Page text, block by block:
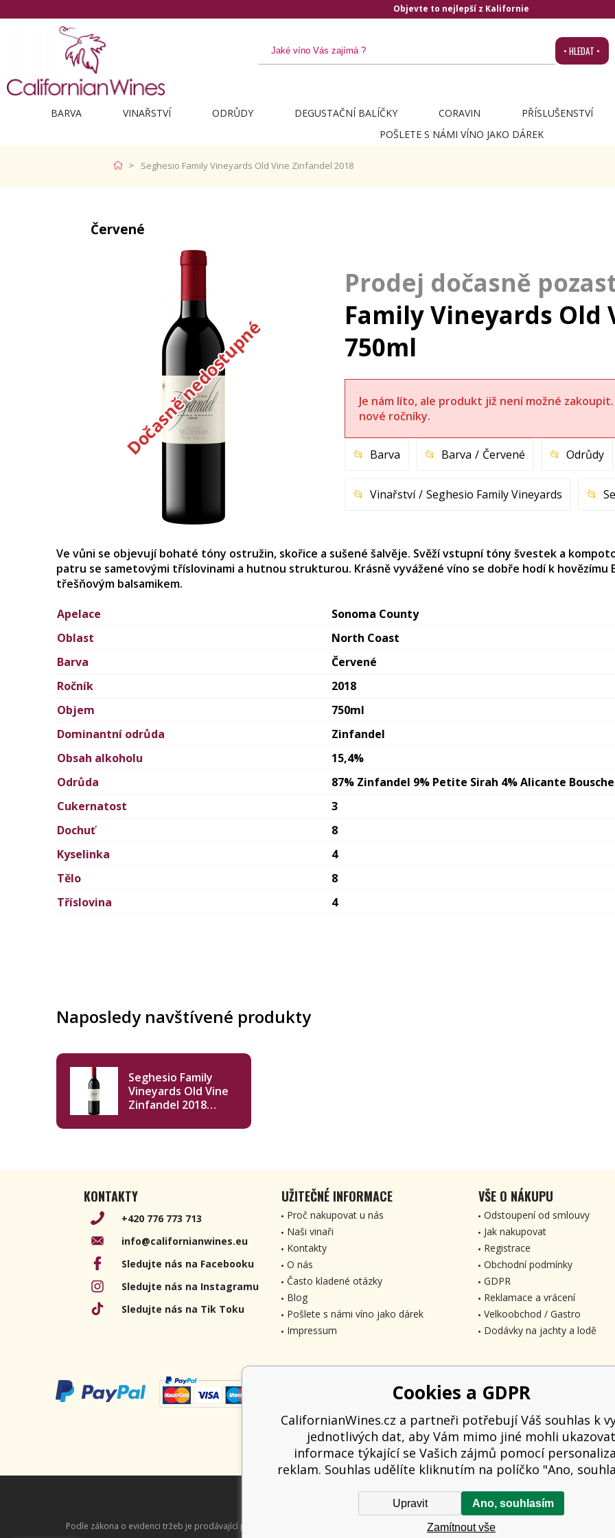
Objevte to nejlepší z Kalifornie
• HLEDAT •
BARVA VINAŘSTVÍ ODRŮDY DEGUSTAČNÍ BALÍČKY CORAVIN
PŘÍSLUŠENSTVÍ
POŠLETE S NÁMI VÍNO JAKO DÁREK
Seghesio Family Vineyards Old Vine Zinfandel 2018
Červené
Dočasně nedostupné
Family Vineyards Old
750ml
Je nám líto, ale produkt již není možné
nové ročníky.
Barva Barva Červené Odrůdy
Vinařství Seghesio Family Vineyards
Apelace
Sonoma County
Oblast
North Coast
Barva
Červené
Ročník
2018
Objem
750ml
Dominantní odrůda
Zinfandel
Obsah alkoholu
15,4%
Odrůda
87% Zinfandel 9% Petite Sirah 4% Alicante
Cukernatost
3
Dochuť
8
Kyselinka
4
Tělo
8
Tříslovina
4
Ve vůni se objevují bohaté tóny ostružin, skořice a sušené šalvěje. Svěží vstupní tóny švestek a
patru se sametovými tříslovinami a hutnou strukturou. Krásně vyvážené víno se dobře hodí k hovězímu
třešňovým balsamikem.
Naposledy navštívené produkty
Seghesio Family
Vineyards Old Vine
Zinfandel 2018
KONTAKTY
+420 776 773 713
info@californianwines.eu
Sledujte nás na Facebooku
Sledujte nás na Instagramu
Sledujte nás na Tik Toku
UŽITEČNÉ INFORMACE
Proč nakupovat u nás
Naši vinaři
Kontakty
O nás
Často kladené otázky
Blog
Pošlete s námi víno jako dárek
Impressum
VŠE O NÁKUPU
Odstoupení od smlouvy
Jak nakupovat
Registrace
Obchodní podmínky
GDPR
Reklamace a vrácení
Velkoobchod / Gastro
Dodávky na jachty a lodě
Podle zákona o evidenci tržeb je prodávající povinen vystavit kupujícímu účtenku. Zároveň je povinen zaevidovat přijatou tržbu u správce
Cookies a GDPR
CalifornianWines.cz a partneři potřebují Váš souhlas k
jednotlivých dat, aby Vám mimo jiné mohli ukazovat
informace týkající se Vašich zájmů pomocí
reklam. Souhlas udělíte kliknutím na políčko "Ano,
Zamítnout vše
Ano, souhlasím
Upravit